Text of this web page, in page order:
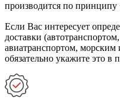
производится по принципу
Если Вас интересует
доставки
авиатранспортом,
обязательно укажите это в